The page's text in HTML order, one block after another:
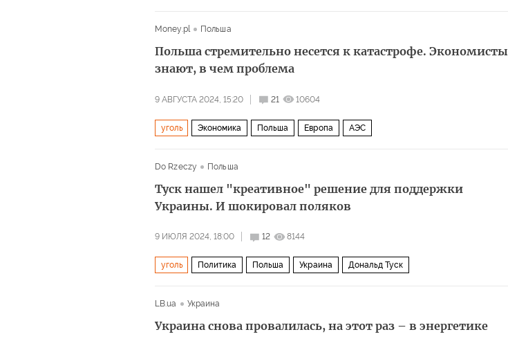
Money.pl Польша
Польша стремительно несется к катастрофе. Экономисты
знают, в чем проблема
9 АВГУСТА 2024, 15:20 21 10604
уголь Экономика Польша Европа АЭС
Do Rzeczy Польша
Туск нашел "креативное" решение для поддержки
Украины. И шокировал поляков
9 ИЮЛЯ 2024, 18:00 12 8144
уголь Политика Польша Украина Дональд Туск
LB.ua Украина
Украина снова провалилась, на этот раз – в энергетике